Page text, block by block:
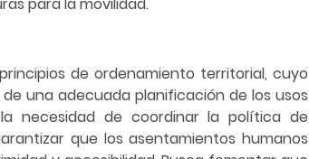
de ordenamiento territorial, cuyo
una adecuada planificación de los usos
necesidad de coordinar la política de
que los asentamientos humanos